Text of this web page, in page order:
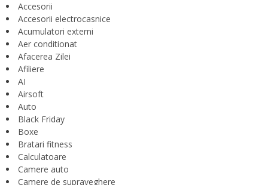
Accesorii
Accesorii electrocasnice
Acumulatori externi
Aer conditionat
Afacerea Zilei
Afiliere
AI
Airsoft
Auto
Black Friday
Boxe
Bratari fitness
Calculatoare
Camere auto
Camere de supraveghere